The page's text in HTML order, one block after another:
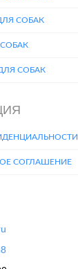
СОБАК
СОБАК
СОГЛАШЕНИЕ